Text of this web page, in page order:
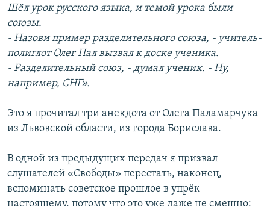
Шёл урок русского языка, и темой урока были
союзы.
- Назови пример разделительного союза, - учитель-
полиглот Олег Пал вызвал к доске ученика.
- Разделительный союз, - думал ученик. - Ну,
например, СНГ».
Это я прочитал три анекдота от Олега Паламарчука
из Львовской области, из города Борислава.
В одной из предыдущих передач я призвал
слушателей «Свободы» перестать, наконец,
вспоминать советское прошлое в упрёк